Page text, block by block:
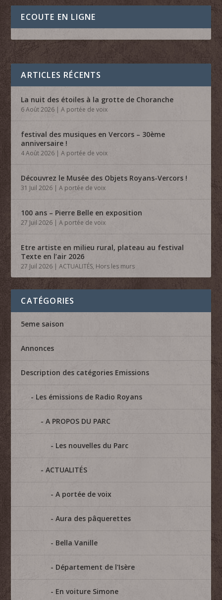
ECOUTE EN LIGNE
ARTICLES RÉCENTS
La nuit des étoiles à la grotte de Choranche
6 Août 2026 |A portée de voix
festival des musiques en Vercors – 30ème
anniversaire !
4 Août 2026 |A portée de voix
Découvrez le Musée des Objets Royans-Vercors !
31 Juil 2026 |A portée de voix
100 ans – Pierre Belle en exposition
27 Juil 2026 |A portée de voix
Etre artiste en milieu rural, plateau au festival
Texte en l’air 2026
27 Juil 2026 |ACTUALITÉS, Hors les murs
CATÉGORIES
5eme saison
Annonces
Description des catégories Emissions
Les émissions de Radio Royans
A PROPOS DU PARC
Les nouvelles du Parc
ACTUALITÉS
A portée de voix
Aura des pâquerettes
Bella Vanille
Département de l'Isère
En voiture Simone